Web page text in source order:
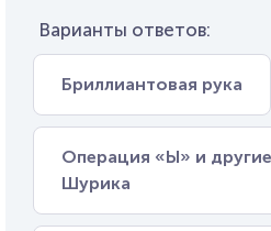
Варианты ответов:
Бриллиантовая рука
Операция «Ы» и
Шурика